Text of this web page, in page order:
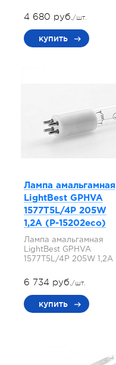
4 680 руб./шт.
купить
Лампа амальгамная
LightBest GPHVA
1577T5L/4P 205W
1,2A (P-15202eco)
Лампа амальгамная
LightBest GPHVA
1577T5L/4P 205W 1,2A
6 734 руб./шт.
купить